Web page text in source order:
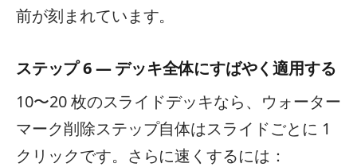
前が刻まれています。
ステップ 6 — デッキ全体にすばやく適用する
10〜20 枚のスライドデッキなら、ウォーター
マーク削除ステップ自体はスライドごとに 1
クリックです。さらに速くするには：